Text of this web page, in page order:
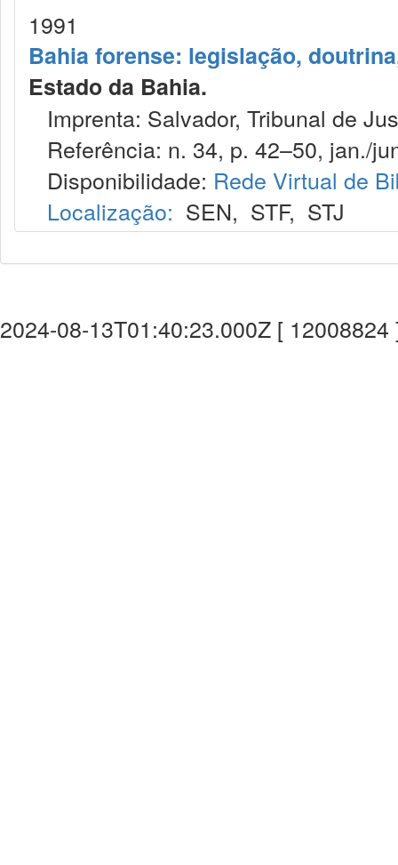
1991
Bahia forense: legislação,
Estado da Bahia.
Imprenta: Salvador, Tribunal de
Referência: n. 34, p. 42–50, jan./
Disponibilidade: Rede Virtual de
Localização: SEN, STF, STJ
2024-08-13T01:40:23.000Z [ 12008824